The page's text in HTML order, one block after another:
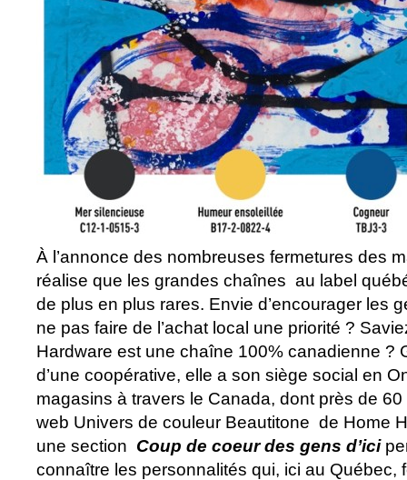
À l’annonce des nombreuses fermetures des
réalise que les grandes chaînes au label
de plus en plus rares. Envie d’encourager les
ne pas faire de l’achat local une priorité ?
Hardware est une chaîne 100% canadienne ?
d’une coopérative, elle a son siège social en
magasins à travers le Canada, dont près de
web Univers de couleur Beautitone de Home
une section Coup de coeur des gens d’ici
connaître les personnalités qui, ici au Québec,